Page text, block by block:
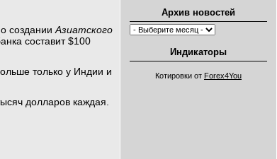
созданииАзиатского
составит $100
только у Индии и
долларов каждая.
Архив новостей
Индикаторы
Котировки от Forex4You